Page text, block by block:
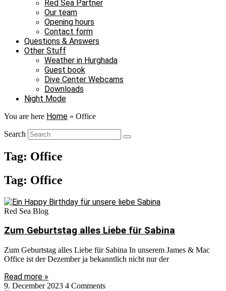
Red Sea Partner
Our team
Opening hours
Contact form
Questions & Answers
Other Stuff
Weather in Hurghada
Guest book
Dive Center Webcams
Downloads
Night Mode
You are here Home » Office
Search
Tag: Office
Tag: Office
Red Sea Blog
Zum Geburtstag alles Liebe für Sabina
Zum Geburtstag alles Liebe für Sabina In unserem James & Mac
Office ist der Dezember ja bekanntlich nicht nur der
Read more »
9. December 2023 4 Comments